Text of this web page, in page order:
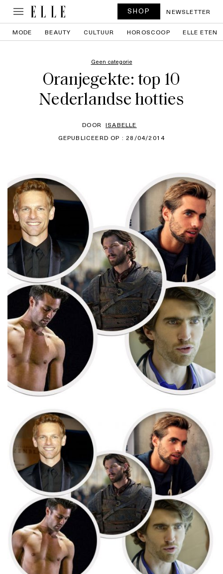
SHOP NEWSLETTER
MODE BEAUTY CULTUUR HOROSCOOP ELLE ETEN
Geen categorie
Oranjegekte: top 10
Nederlandse hotties
DOOR ISABELLE
GEPUBLICEERD OP : 28/04/2014